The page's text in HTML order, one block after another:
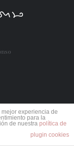
experiencia de
para la
de nuestra política de
plugin cookies